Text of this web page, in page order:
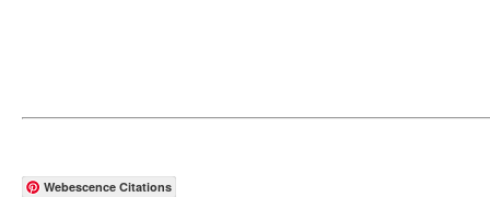
Webescence Citations